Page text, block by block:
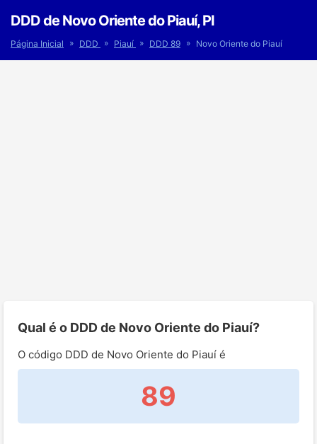
DDD de Novo Oriente do Piauí, PI
Página Inicial » DDD » Piauí » DDD 89 » Novo Oriente do Piauí
Qual é o DDD de Novo Oriente do Piauí?
O código DDD de Novo Oriente do Piauí é
89